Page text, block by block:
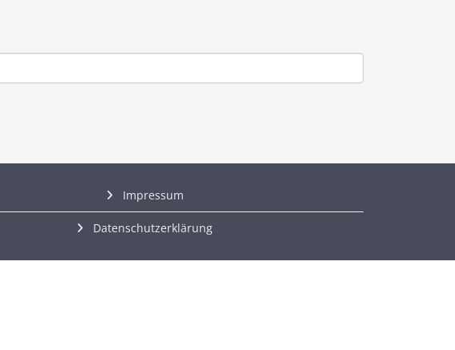
Impressum
Datenschutzerklärung